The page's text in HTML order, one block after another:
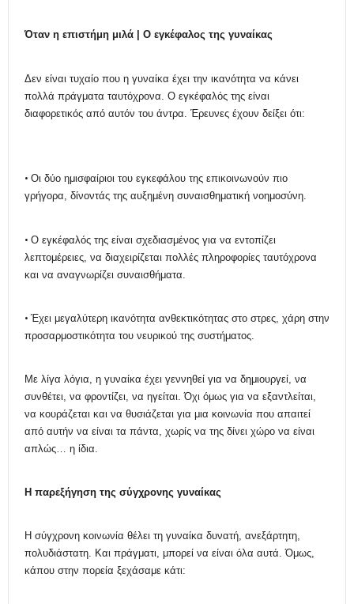
Όταν η επιστήμη μιλά | Ο εγκέφαλος της γυναίκας
Δεν είναι τυχαίο που η γυναίκα έχει την ικανότητα να κάνει
πολλά πράγματα ταυτόχρονα. Ο εγκέφαλός της είναι
διαφορετικός από αυτόν του άντρα. Έρευνες έχουν δείξει ότι:
• Οι δύο ημισφαίριοι του εγκεφάλου της επικοινωνούν πιο
γρήγορα, δίνοντάς της αυξημένη συναισθηματική νοημοσύνη.
• Ο εγκέφαλός της είναι σχεδιασμένος για να εντοπίζει
λεπτομέρειες, να διαχειρίζεται πολλές πληροφορίες ταυτόχρονα
και να αναγνωρίζει συναισθήματα.
• Έχει μεγαλύτερη ικανότητα ανθεκτικότητας στο στρες, χάρη στην
προσαρμοστικότητα του νευρικού της συστήματος.
Με λίγα λόγια, η γυναίκα έχει γεννηθεί για να δημιουργεί, να
συνθέτει, να φροντίζει, να ηγείται. Όχι όμως για να εξαντλείται,
να κουράζεται και να θυσιάζεται για μια κοινωνία που απαιτεί
από αυτήν να είναι τα πάντα, χωρίς να της δίνει χώρο να είναι
απλώς… η ίδια.
Η παρεξήγηση της σύγχρονης γυναίκας
Η σύγχρονη κοινωνία θέλει τη γυναίκα δυνατή, ανεξάρτητη,
πολυδιάστατη. Και πράγματι, μπορεί να είναι όλα αυτά. Όμως,
κάπου στην πορεία ξεχάσαμε κάτι: